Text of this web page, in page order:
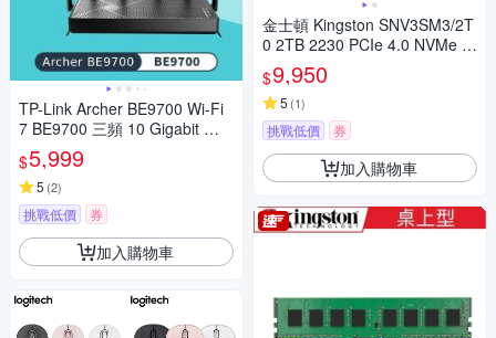
TP-Link Archer BE9700 Wi-Fi
7 BE9700 三頻 10 Gigabit 無
線網路路由器(WiFi 7分享器/雙
10G/VPN)
$5,999
5 (2)
挑戰低價 券
加入購物車
金士頓 Kingston SNV3SM3/2T
0 2TB 2230 PCIe 4.0 NVMe N
V3 SSD固態硬碟
$9,950
5 (1)
挑戰低價 券
加入購物車